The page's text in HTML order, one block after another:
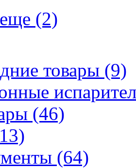
(2)
товары (9)
(46)
(64)